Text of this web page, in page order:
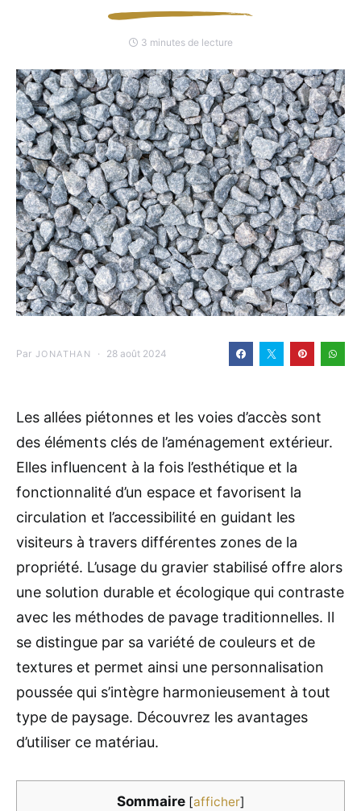
3 minutes de lecture
Par JONATHAN 28 août 2024
Les allées piétonnes et les voies d’accès sont
des éléments clés de l’aménagement extérieur.
Elles influencent à la fois l’esthétique et la
fonctionnalité d’un espace et favorisent la
circulation et l’accessibilité en guidant les
visiteurs à travers différentes zones de la
propriété. L’usage du gravier stabilisé offre alors
une solution durable et écologique qui contraste
avec les méthodes de pavage traditionnelles. Il
se distingue par sa variété de couleurs et de
textures et permet ainsi une personnalisation
poussée qui s’intègre harmonieusement à tout
type de paysage. Découvrez les avantages
d’utiliser ce matériau.
Sommaire [afficher]